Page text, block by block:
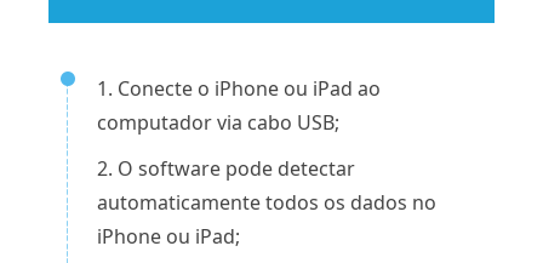
1. Conecte o iPhone ou iPad ao
computador via cabo USB;
2. O software pode detectar
automaticamente todos os dados no
iPhone ou iPad;